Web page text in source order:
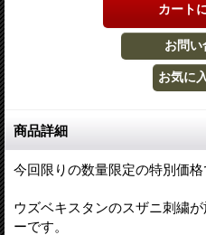
商品詳細
今回限りの数量限定の特別価格
ウズベキスタンのスザニ刺繍
ーです。